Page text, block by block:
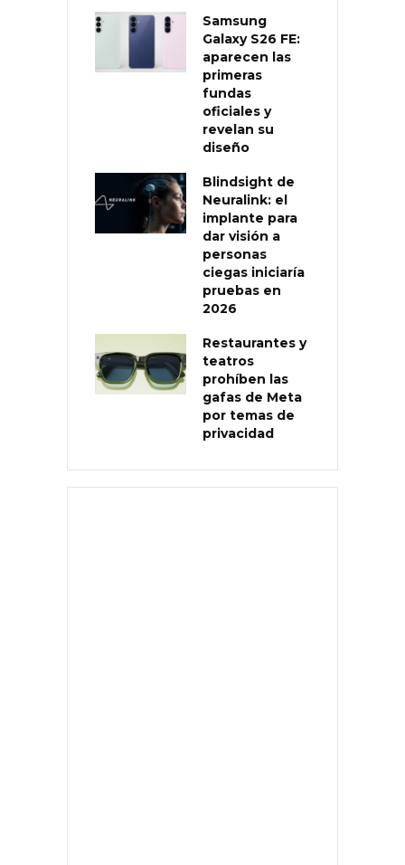
Samsung
Galaxy S26 FE:
aparecen las
primeras
fundas
oficiales y
revelan su
diseño
Blindsight de
Neuralink: el
implante para
dar visión a
personas
ciegas iniciaría
pruebas en
2026
Restaurantes y
teatros
prohíben las
gafas de Meta
por temas de
privacidad